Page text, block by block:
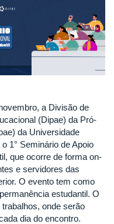
a Divisão de
(Dipae) da Pró-
da Universidade
1° Seminário de Apoio
que ocorre de forma on-
e servidores das
O evento tem como
estudantil. O
onde serão
dia do encontro.